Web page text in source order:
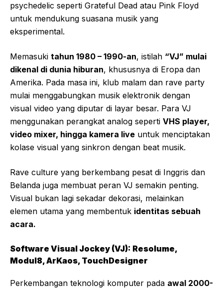
psychedelic seperti Grateful Dead atau Pink Floyd
untuk mendukung suasana musik yang
eksperimental.
Memasuki tahun 1980 – 1990-an, istilah “VJ” mulai
dikenal di dunia hiburan, khususnya di Eropa dan
Amerika. Pada masa ini, klub malam dan rave party
mulai menggabungkan musik elektronik dengan
visual video yang diputar di layar besar. Para VJ
menggunakan perangkat analog seperti VHS player,
video mixer, hingga kamera live untuk menciptakan
kolase visual yang sinkron dengan beat musik.
Rave culture yang berkembang pesat di Inggris dan
Belanda juga membuat peran VJ semakin penting.
Visual bukan lagi sekadar dekorasi, melainkan
elemen utama yang membentuk identitas sebuah
acara.
Software Visual Jockey (VJ): Resolume,
Modul8, ArKaos, TouchDesigner
Perkembangan teknologi komputer pada awal 2000-